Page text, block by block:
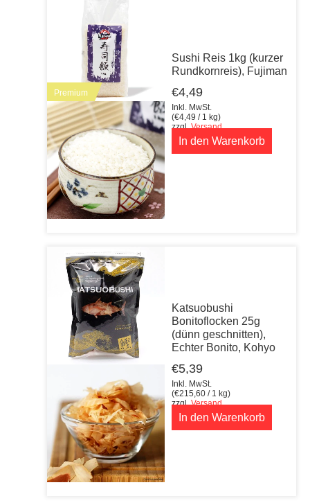
Premium
Sushi Reis 1kg (kurzer
Rundkornreis), Fujiman
€4,49
Inkl. MwSt.
(€4,49 / 1 kg)
zzgl.Versand
In den Warenkorb
Katsuobushi
Bonitoflocken 25g
(dünn geschnitten),
Echter Bonito, Kohyo
€5,39
Inkl. MwSt.
(€215,60 / 1 kg)
zzgl.Versand
In den Warenkorb